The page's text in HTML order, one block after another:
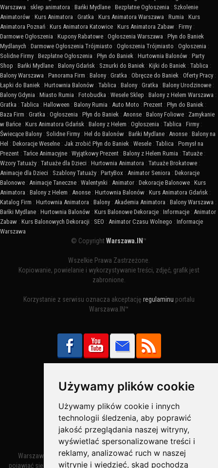
Używamy plików cookie
Używamy plików cookie i innych
technologii śledzenia, aby poprawić
jakość przeglądania naszej witryny,
wyświetlać spersonalizowane treści i
reklamy, analizować ruch w naszej
witrynie i wiedzieć, skąd pochodzą
Warszawa : sklep animatora : Bańki Mydlane : Bezpłatne Ogłoszenia : Szkolenie
Animatorów : Kurs Animatora : Gratka : Kurs Animatora Warszawa : Rumia : Kurs
Animatora Poznań : Kurs Animatora Katowice : Kurs Animatora Zabaw : Firmy :
Darmowe Ogłoszenia : Kupony Rabatowe : Ogłoszenia Warszawa : Płyn do Baniek
Mydlanych : Darmowe Ogłoszenia Trójmiasto : Ogłoszenia Trójmiasto : Ogłoszenia :
Solidne Firmy : Bezpłatne Ogłoszenia : Płyn do Baniek : Hurtownia Balonów : Party
Shop : Bańki Mydlane : Balony Gdańsk : Sznurki do Baniek : Kijki do Baniek : Tablica :
Balony Warszawa : Panorama Firm : Balony : Gratka : Obręcze do Baniek : Oferty Pracy :
Łapki do Baniek : Hurtownia Balonów : Tablica : Balony : Gratka : Balony Urodzinowe :
Balony Gdynia : Miasto Rumia : Fotobudka : Wesele Sklep : Balony z Helem Warszawa :
Gratka : Tablica : Halloween : Balony Rumia : Auto Moto : Prezent : Płyn do Baniek :
Baza Firm : Gratka : Ogłoszenia : Płyn do Baniek : Anonse : Balony Foliowe : Zamykanie
w Bańce : Kurs Animatora Gdańsk : Balony z Helem : Ogłoszenia : Tablica : Firmy :
Świecące Balony : Solidne Firmy : Hel do Balonów : Bańki Mydlane : Anonse : Balony na
Hel : Dekoracje Weselne : Jak zrobić Płyn do Baniek : Wesele : Tablica : Pomysł na
Prezent : Tańce Animacyjne : Wyjątkowy Prezent : Balony z Helem Rumia : Tatuaże :
Wzory Tatuaży : Tatuaże dla Dzieci : Hurtownia Animatora : Tatuaże Brokatowe :
Animacje dla Dzieci : Szablony Tatuaży : PartyBox : Animator Seniora : Dekoracje
Balonowe : Animacje Taneczne : Walentynki : Animator : Dekoracje Balonowe : Kurs
Animatora : Balony z Helem : Anonse : Hurtownia Balonów : Kurs Animatora Gdańsk :
Katalog Firm : Hurtownia Animatora : Balony : Akademia Animatora : Balony Warszawa :
Bańki Mydlane : Hurtownia Balonów : Kurs Balonowe Dekoracje : Informacje : Animator
Zabaw : Kurs Balonowych Dekoracji : SEO : Animator Czasu Wolnego : Informacje
Warszawa
© CopyrightWarszawa.IN ™
Wszelkie Prawa Zastrzeżone.
Kopiowanie, powielanie i wykorzystywanie treści, zdjęć, grafik jest
zabronione.
Korzystanie z serwisu oznacza akceptację regulaminu portalu
Warszawa.IN™
Bezpieczne Płatności obsługuje:
Warszawa – miasto stołeczne Warszawa. Nazwa miasta zaczęła
pojawiać się w dokumentach w XIV wieku jako Warszewa, a od XV wieku